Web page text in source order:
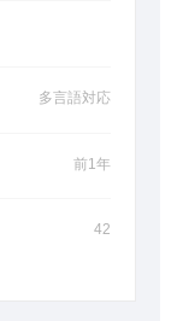
多言語対応
前1年
42